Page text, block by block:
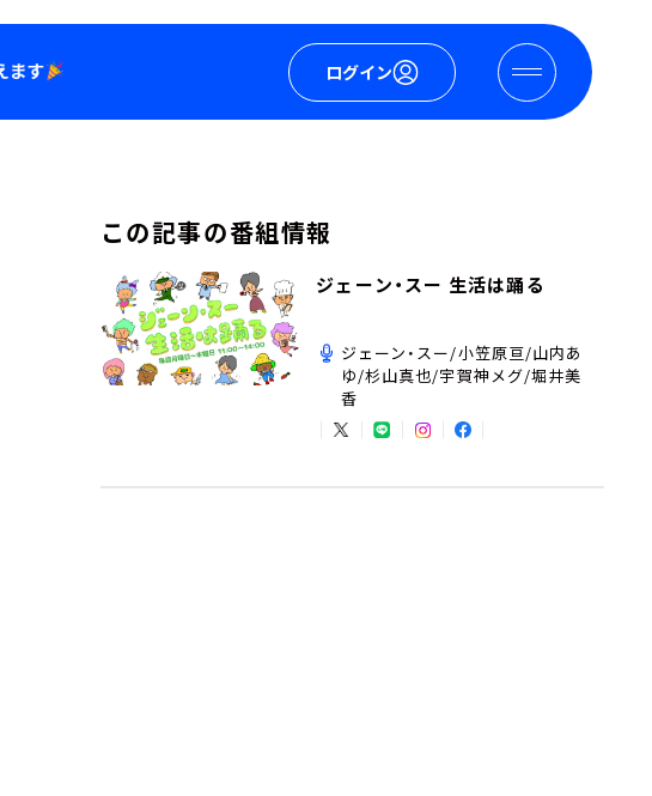
ログイン
この記事の番組情報
ジェーン・スー 生活は踊る
ジェーン・スー/小笠原亘/山内あ
ゆ/杉山真也/宇賀神メグ/堀井美
香